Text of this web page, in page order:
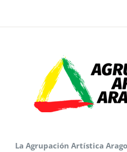
La Agrupación Artística